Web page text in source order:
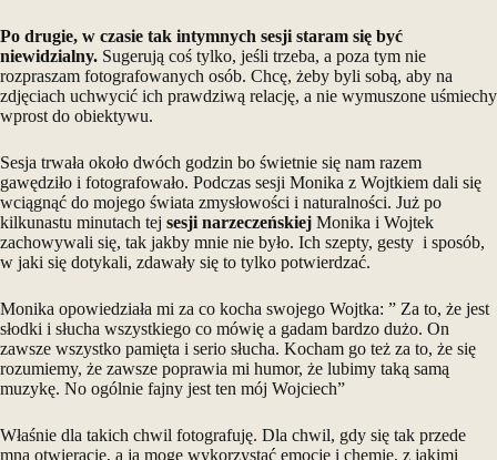
Po drugie, w czasie tak intymnych sesji staram się być
niewidzialny. Sugerują coś tylko, jeśli trzeba, a poza tym nie
rozpraszam fotografowanych osób. Chcę, żeby byli sobą, aby na
zdjęciach uchwycić ich prawdziwą relację, a nie wymuszone uśmiechy
wprost do obiektywu.
Sesja trwała około dwóch godzin bo świetnie się nam razem
gawędziło i fotografowało. Podczas sesji Monika z Wojtkiem dali się
wciągnąć do mojego świata zmysłowości i naturalności. Już po
kilkunastu minutach tej sesji narzeczeńskiej Monika i Wojtek
zachowywali się, tak jakby mnie nie było. Ich szepty, gesty i sposób,
w jaki się dotykali, zdawały się to tylko potwierdzać.
Monika opowiedziała mi za co kocha swojego Wojtka: ” Za to, że jest
słodki i słucha wszystkiego co mówię a gadam bardzo dużo. On
zawsze wszystko pamięta i serio słucha. Kocham go też za to, że się
rozumiemy, że zawsze poprawia mi humor, że lubimy taką samą
muzykę. No ogólnie fajny jest ten mój Wojciech”
Właśnie dla takich chwil fotografuję. Dla chwil, gdy się tak przede
mną otwieracie, a ja mogę wykorzystać emocje i chemię, z jakimi